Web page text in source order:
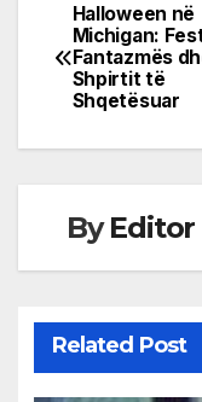
Post
Halloween në
Michigan:
Fantazmës
Shpirtit të
Shqetësuar
ByEditor
Related Post